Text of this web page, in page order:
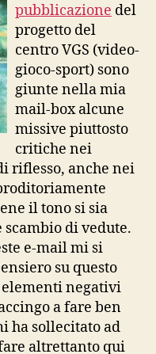
VGS
pubblicazione del
progetto del
centro VGS (video-
gioco-sport) sono
giunte nella mia
mail-box alcune
missive piuttosto
critiche nei
riflesso, anche nei
il tono si sia
di vedute.
e-mail mi si
su questo
negativi
a fare ben
ha sollecitato ad
altrettanto qui